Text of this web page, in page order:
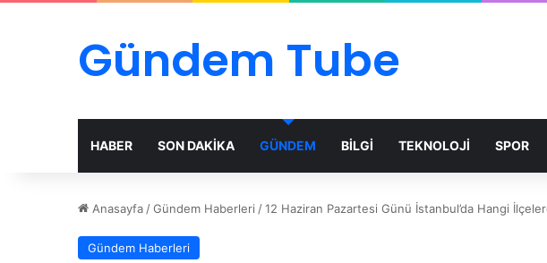
Gündem Tube
HABER SON DAKİKA GÜNDEM BİLGİ TEKNOLOJİ SPOR
Anasayfa /Gündem Haberleri /12 Haziran Pazartesi Günü İstanbul’da Hangi
Gündem Haberleri